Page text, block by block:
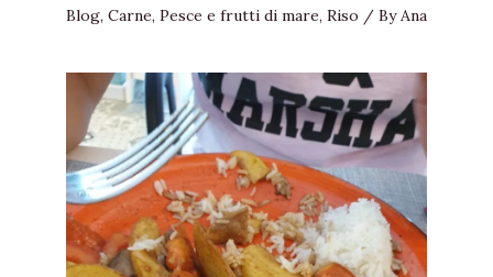
Blog, Carne, Pesce e frutti di mare, Riso / By Ana